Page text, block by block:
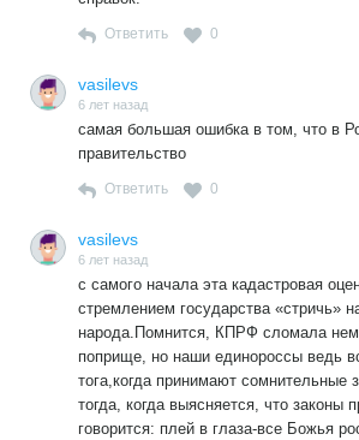
Ответить 0
vasilevs
6 лет назад
самая большая ошибка в том, что в
правительство
Ответить 0
vasilevs
6 лет назад
с самого начала эта кадастровая
стремлением государства «стричь»
народа.Помнится, КПРФ сломала
поприще, но наши единороссы ведь
тога,когда принимают сомнительные
тогда, когда выясняется, что законы
говорится: плей в глаза-все Божья